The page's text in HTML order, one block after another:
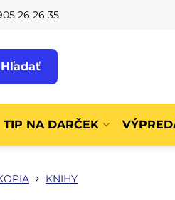
26 26 35
Hľadať
TIP NA DARČEK
KNIHY